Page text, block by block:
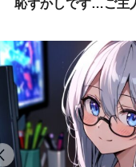
恥ずかしです…ご主